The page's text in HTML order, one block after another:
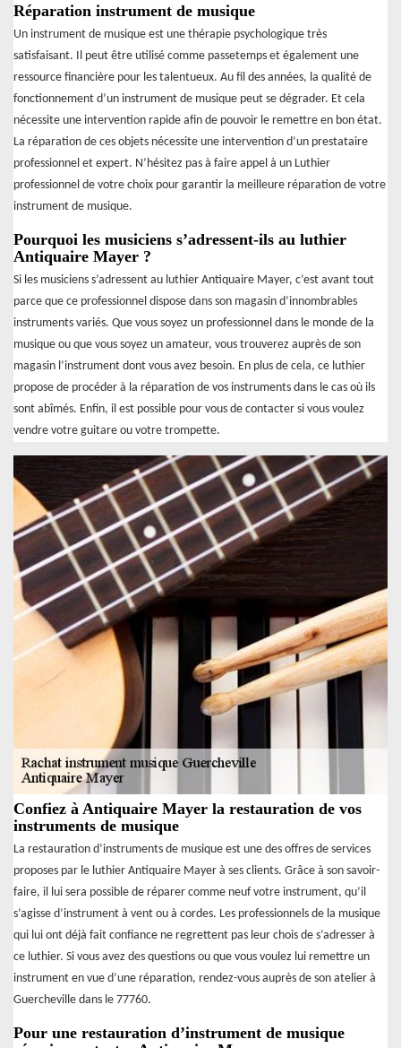
Réparation instrument de musique
Un instrument de musique est une thérapie psychologique très
satisfaisant. Il peut être utilisé comme passetemps et également une
ressource financière pour les talentueux. Au fil des années, la qualité de
fonctionnement d’un instrument de musique peut se dégrader. Et cela
nécessite une intervention rapide afin de pouvoir le remettre en bon état.
La réparation de ces objets nécessite une intervention d’un prestataire
professionnel et expert. N’hésitez pas à faire appel à un Luthier
professionnel de votre choix pour garantir la meilleure réparation de votre
instrument de musique.
Pourquoi les musiciens s’adressent-ils au luthier
Antiquaire Mayer ?
Si les musiciens s’adressent au luthier Antiquaire Mayer, c’est avant tout
parce que ce professionnel dispose dans son magasin d’innombrables
instruments variés. Que vous soyez un professionnel dans le monde de la
musique ou que vous soyez un amateur, vous trouverez auprès de son
magasin l’instrument dont vous avez besoin. En plus de cela, ce luthier
propose de procéder à la réparation de vos instruments dans le cas où ils
sont abîmés. Enfin, il est possible pour vous de contacter si vous voulez
vendre votre guitare ou votre trompette.
Confiez à Antiquaire Mayer la restauration de vos
instruments de musique
La restauration d’instruments de musique est une des offres de services
proposes par le luthier Antiquaire Mayer à ses clients. Grâce à son savoir-
faire, il lui sera possible de réparer comme neuf votre instrument, qu’il
s’agisse d’instrument à vent ou à cordes. Les professionnels de la musique
qui lui ont déjà fait confiance ne regrettent pas leur chois de s’adresser à
ce luthier. Si vous avez des questions ou que vous voulez lui remettre un
instrument en vue d’une réparation, rendez-vous auprès de son atelier à
Guercheville dans le 77760.
Pour une restauration d’instrument de musique